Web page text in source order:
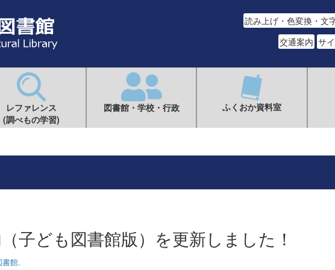
読み上げ・色変換・文
交通案内 サ
レファレンス
(調べもの学習)
図書館・学校・行政 ふくおか資料室
子ども図書館版）を更新しました！
書館.